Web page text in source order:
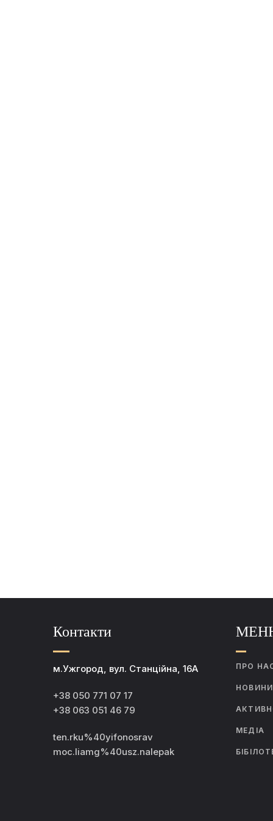
Контакти
м.Ужгород, вул. Станційна, 16А
+38 050 771 07 17
+38 063 051 46 79
ten.rku%40yifonosrav
moc.liamg%40usz.nalepak
ПРО
НОВИНИ
МЕДІА